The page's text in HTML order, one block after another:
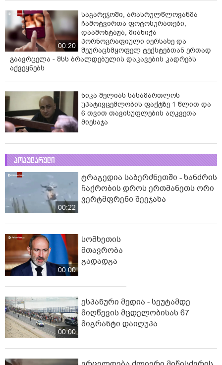
00:20
საგარეჯოში, არასრულწლოვანმა
ჩამოტვირთა ფოტოსურათები,
დაამონტაჟა, მიანიჭა
პორნოგრაფიული იერსახე და
შეურაცხმყოფელ ტექსტებთან ერთად
გაავრცელა - შსს ბრალდებულის დაკავების კადრებს
აქვეყნებს
ნიკა მელიას სასამართლოს
უპატივცემლობის ფაქტზე 1 წლით და
6 თვით თავისუფლების აღკვეთა
მიესაჯა
პოპულარული
00:22
ტრაგედია საბერძნეთში - ხანძრის
ჩაქრობის დროს ერთმანეთს ორი
ვერტმფრენი შეეჯახა
00:00
სომხეთის
მთავრობა
გადადგა
00:00
ესპანური მედია - სეუტამდე
მიღწევის მცდელობისას 67
მიგრანტი დაიღუპა